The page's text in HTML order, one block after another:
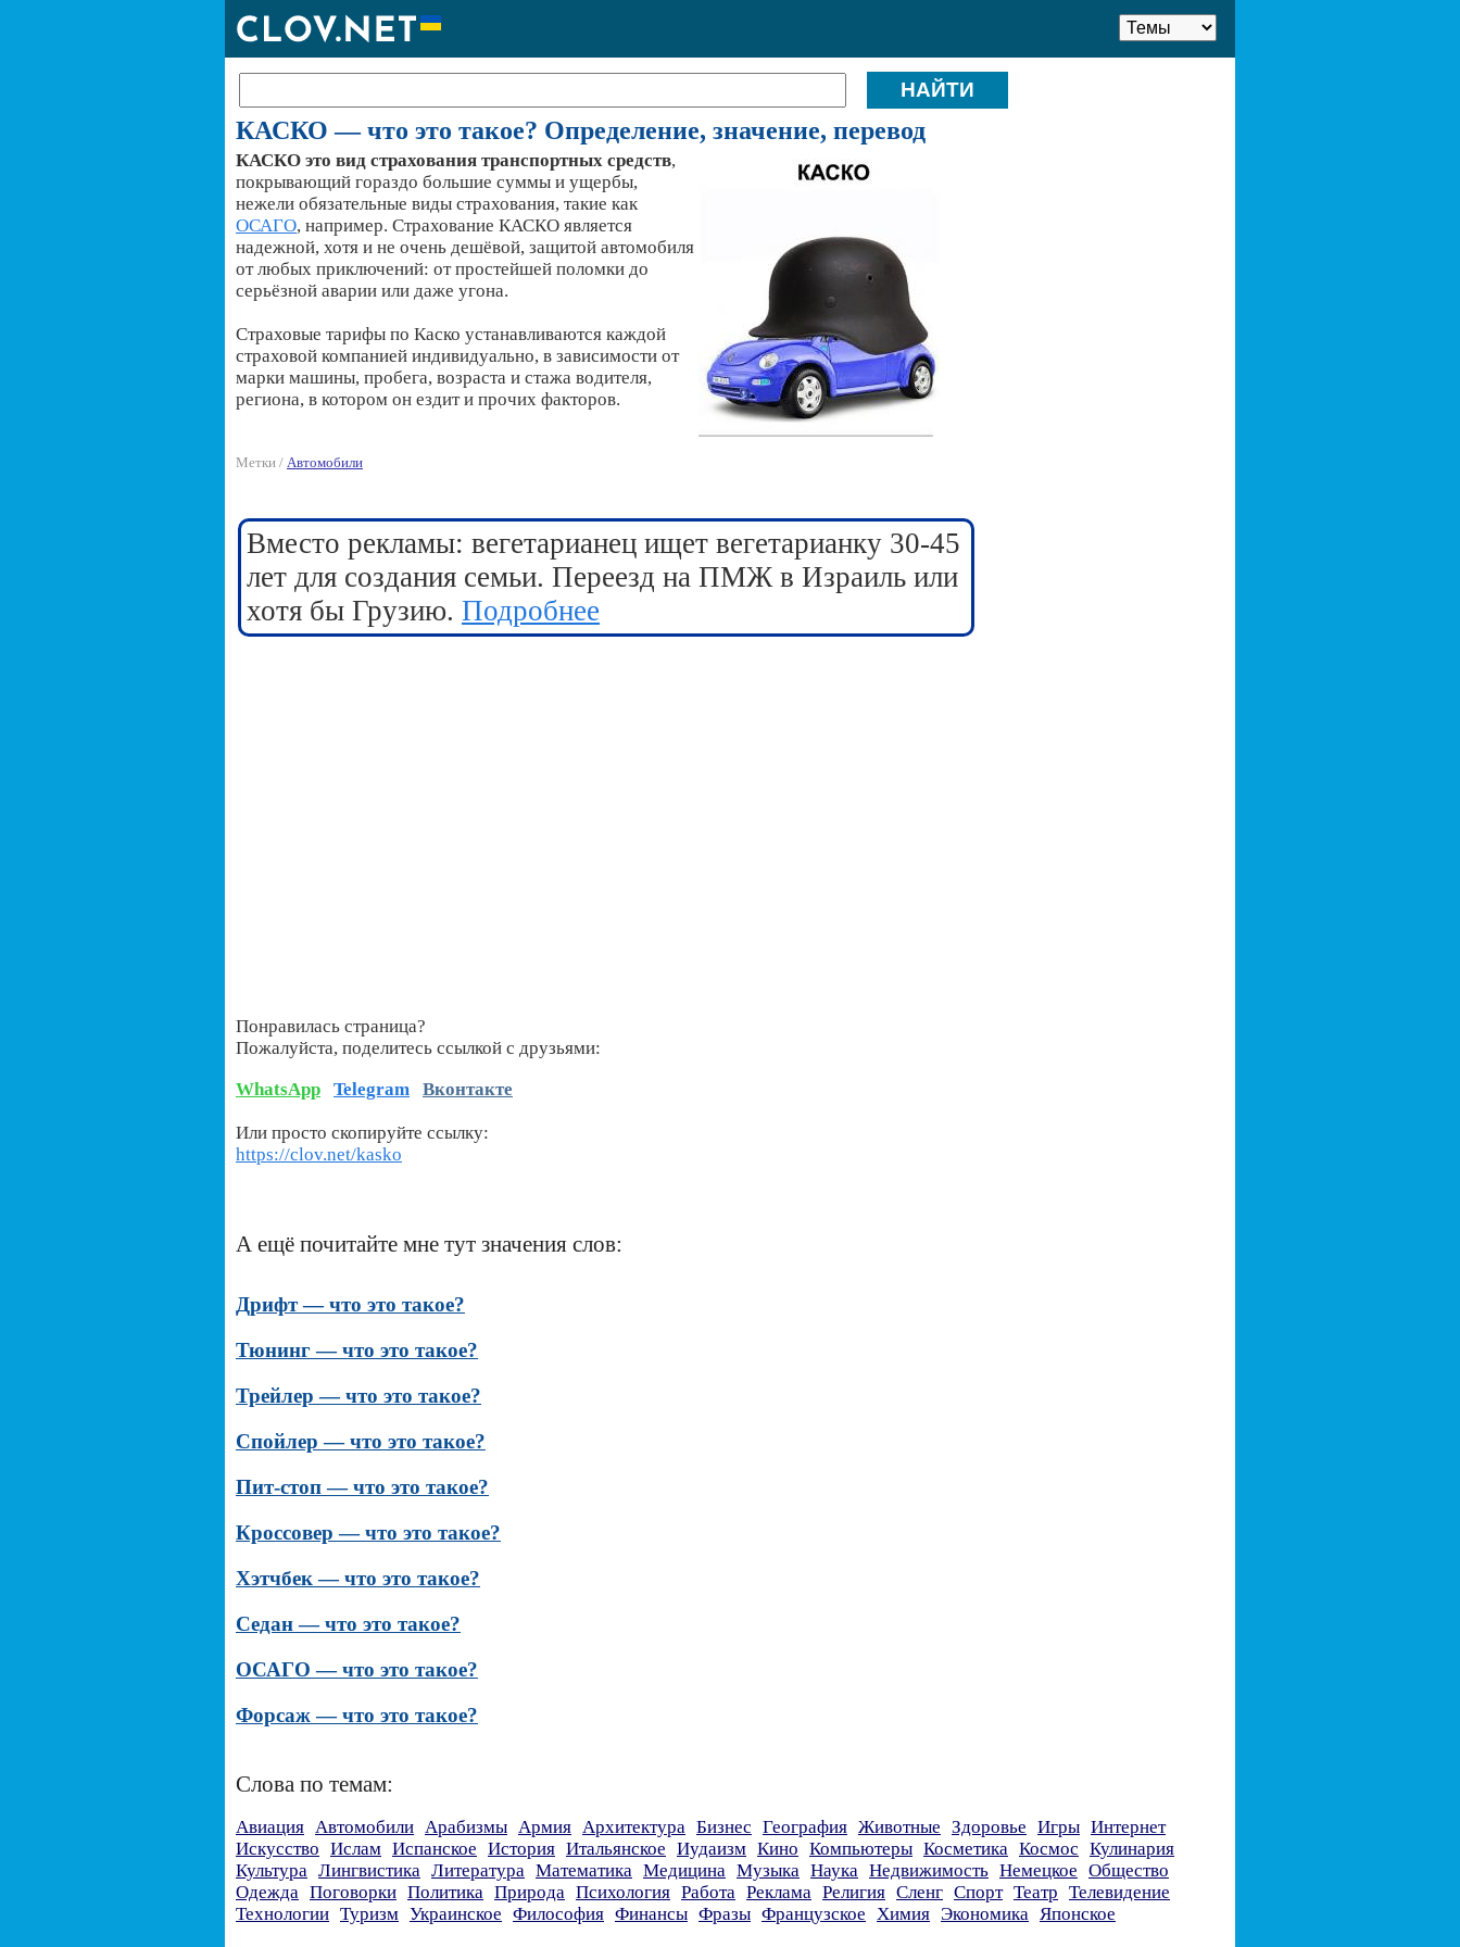
КАСКО — что это такое? Определение, значение, перевод
КАСКО это вид страхования транспортных средств,
покрывающий гораздо большие суммы и ущербы,
нежели обязательные виды страхования, такие как
ОСАГО, например. Страхование КАСКО является
надежной, хотя и не очень дешёвой, защитой автомобиля
от любых приключений: от простейшей поломки до
серьёзной аварии или даже угона.
Страховые тарифы по Каско устанавливаются каждой
страховой компанией индивидуально, в зависимости от
марки машины, пробега, возраста и стажа водителя,
региона, в котором он ездит и прочих факторов.
Метки / Автомобили
Вместо рекламы: вегетарианец ищет вегетарианку 30-45
лет для создания семьи. Переезд на ПМЖ в Израиль или
хотя бы Грузию. Подробнее
Понравилась страница?
Пожалуйста, поделитесь ссылкой с друзьями:
WhatsApp
Telegram Вконтакте
Или просто скопируйте ссылку:
https://clov.net/kasko
А ещё почитайте мне тут значения слов:
Дрифт — что это такое?
Тюнинг — что это такое?
Трейлер — что это такое?
Спойлер — что это такое?
Пит-стоп — что это такое?
Кроссовер — что это такое?
Хэтчбек — что это такое?
Седан — что это такое?
ОСАГО — что это такое?
Форсаж — что это такое?
Слова по темам:
Авиация Автомобили Арабизмы Армия Архитектура Бизнес География Животные Здоровье Игры Интернет
Искусство Ислам Испанское История Итальянское Иудаизм Кино Компьютеры Косметика Космос Кулинария
Культура Лингвистика Литература Математика Медицина Музыка Наука Недвижимость Немецкое Общество
Одежда Поговорки Политика Природа Психология Работа Реклама Религия Сленг Спорт Театр Телевидение
Технологии Туризм Украинское Философия Финансы Фразы Французское Химия Экономика Японское